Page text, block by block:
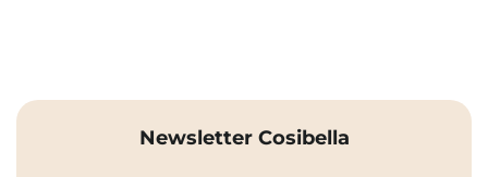
Newsletter Cosibella